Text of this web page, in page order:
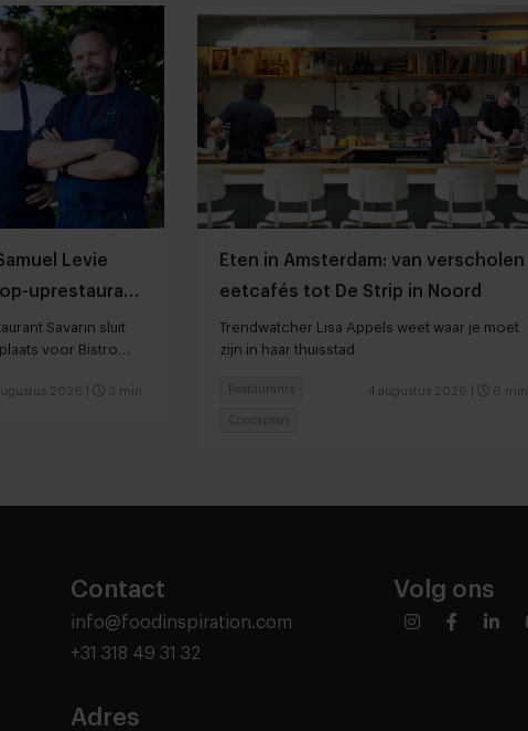
Levie
uprestaurant
Savarin sluit
voor Bistro
2026 3 min
Eten in Amsterdam: van verscholen
eetcafés tot De Strip in Noord
Trendwatcher Lisa Appels weet waar je moet
zijn in haar thuisstad
4 augustus 2026 6 min
Restaurants
Concepten
Contact
info@foodinspiration.com
+31 318 49 31 32
Adres
Volg ons